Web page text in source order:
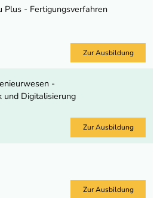
Plus - Fertigungsverfahren
Zur Ausbildung
-
und Digitalisierung
Zur Ausbildung
Zur Ausbildung